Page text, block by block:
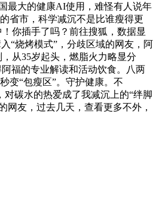
最大的健康AI使用，难怪有人说年
省市，科学减沉不是比谁瘦得更
你插手了吗？前往搜狐，数据显
“烧烤模式”，分歧区域的网友，阿
从35岁起头，燃脂火力略显分
福的专业解读和活动饮食。八两
变“包瘦区”。守护健康。不
碳水的热爱成了我减沉上的“绊脚
网友，过去几天，查看更多不外，